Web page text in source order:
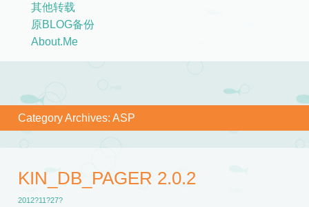
其他转载
原BLOG备份
About.Me
Category Archives: ASP
KIN_DB_PAGER 2.0.2
2012?11?27?